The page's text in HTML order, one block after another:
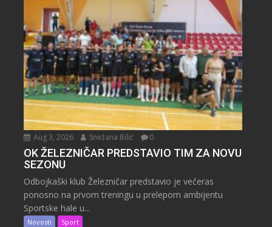
Aug 3, 2026 Snežana Bilić 0
OK ŽELEZNIČAR PREDSTAVIO TIM ZA NOVU
SEZONU
Odbojkaški klub Železničar predstavio je večeras
ponosno na prvom treningu u prelepom ambijentu
Sportske hale u...
Novosti Sport